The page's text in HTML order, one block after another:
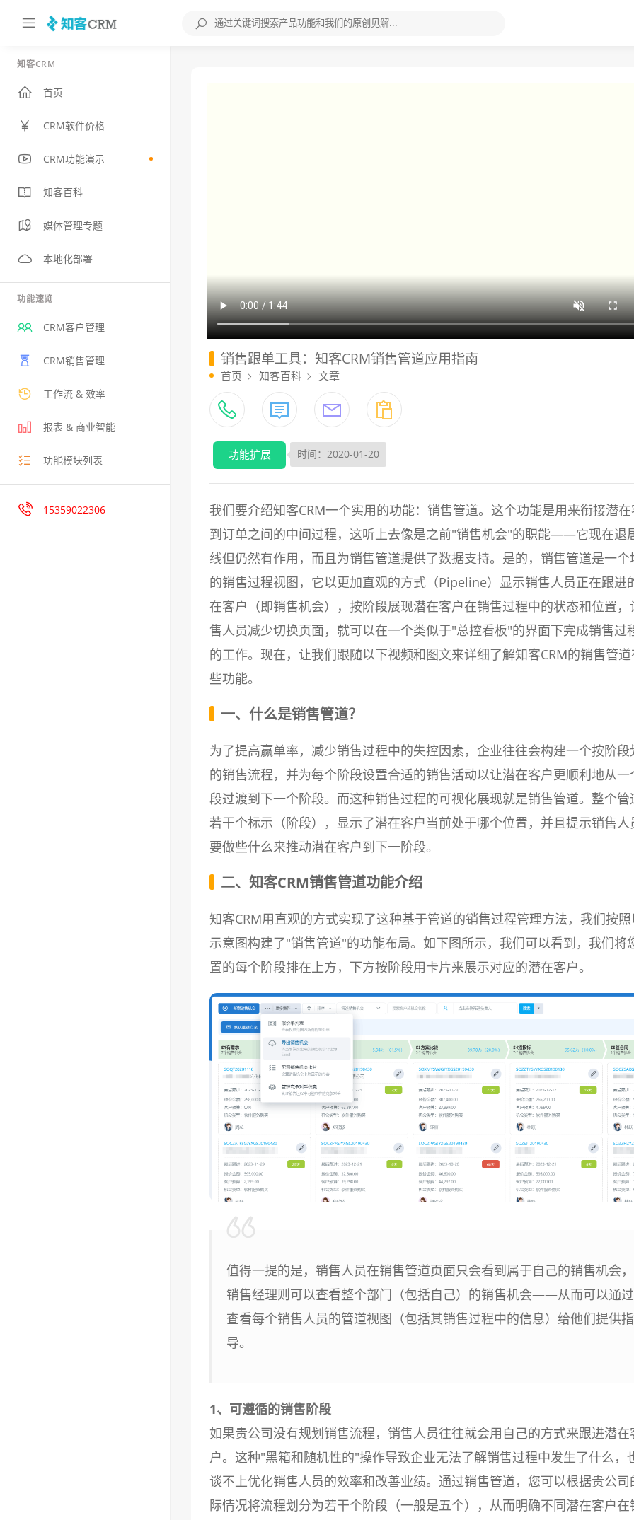
知客CRM
首页
CRM软件价格
CRM功能演示
知客百科
媒体管理专题
本地化部署
功能速览
CRM客户管理
CRM销售管理
工作流 & 效率
报表 & 商业智能
功能模块列表
15359022306
销售跟单工具：知客CRM销售管道应用指南
首页 知客百科 文章
功能扩展 时间：2020-01-20
我们要介绍知客CRM一个实用的功能：销售管道。这个功能是用来衔接潜在
到订单之间的中间过程，这听上去像是之前"销售机会"的职能——它现在退
线但仍然有作用，而且为销售管道提供了数据支持。是的，销售管道是一个
的销售过程视图，它以更加直观的方式（Pipeline）显示销售人员正在跟进
在客户（即销售机会），按阶段展现潜在客户在销售过程中的状态和位置，
售人员减少切换页面，就可以在一个类似于"总控看板"的界面下完成销售过
的工作。现在，让我们跟随以下视频和图文来详细了解知客CRM的销售管道
些功能。
一、什么是销售管道？
为了提高赢单率，减少销售过程中的失控因素，企业往往会构建一个按阶段
的销售流程，并为每个阶段设置合适的销售活动以让潜在客户更顺利地从一
段过渡到下一个阶段。而这种销售过程的可视化展现就是销售管道。整个管
若干个标示（阶段），显示了潜在客户当前处于哪个位置，并且提示销售人
要做些什么来推动潜在客户到下一阶段。
二、知客CRM销售管道功能介绍
知客CRM用直观的方式实现了这种基于管道的销售过程管理方法，我们按照
示意图构建了"销售管道"的功能布局。如下图所示，我们可以看到，我们将
置的每个阶段排在上方，下方按阶段用卡片来展示对应的潜在客户。
值得一提的是，销售人员在销售管道页面只会看到属于自己的销售机会，
销售经理则可以查看整个部门（包括自己）的销售机会——从而可以通过
查看每个销售人员的管道视图（包括其销售过程中的信息）给他们提供指
导。
1、可遵循的销售阶段
如果贵公司没有规划销售流程，销售人员往往就会用自己的方式来跟进潜在
户。这种"黑箱和随机性的"操作导致企业无法了解销售过程中发生了什么，
谈不上优化销售人员的效率和改善业绩。通过销售管道，您可以根据贵公司
际情况将流程划分为若干个阶段（一般是五个），从而明确不同潜在客户在